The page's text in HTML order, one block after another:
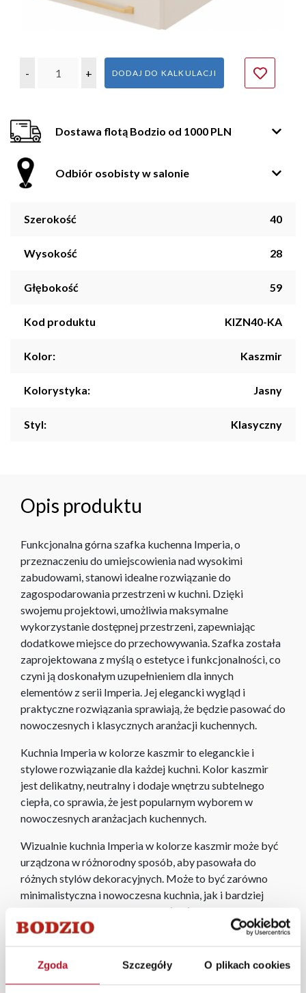
Zgoda Szczegóły O plikach cookies
- + DODAJ DO KALKULACJI
Dostawa flotą Bodzio od 1000 PLN
Odbiór osobisty w salonie
Szerokość 40
Wysokość 28
Głębokość 59
Kod produktu KIZN40-KA
Kolor: Kaszmir
Kolorystyka: Jasny
Styl: Klasyczny
Opis produktu
Funkcjonalna górna szafka kuchenna Imperia, o
przeznaczeniu do umiejscowienia nad wysokimi
zabudowami, stanowi idealne rozwiązanie do
zagospodarowania przestrzeni w kuchni. Dzięki
swojemu projektowi, umożliwia maksymalne
wykorzystanie dostępnej przestrzeni, zapewniając
dodatkowe miejsce do przechowywania. Szafka została
zaprojektowana z myślą o estetyce i funkcjonalności, co
czyni ją doskonałym uzupełnieniem dla innych
elementów z serii Imperia. Jej elegancki wygląd i
praktyczne rozwiązania sprawiają, że będzie pasować do
nowoczesnych i klasycznych aranżacji kuchennych.
Kuchnia Imperia w kolorze kaszmir to eleganckie i
stylowe rozwiązanie dla każdej kuchni. Kolor kaszmir
jest delikatny, neutralny i dodaje wnętrzu subtelnego
ciepła, co sprawia, że jest popularnym wyborem w
nowoczesnych aranżacjach kuchennych.
Wizualnie kuchnia Imperia w kolorze kaszmir może być
urządzona w różnorodny sposób, aby pasowała do
różnych stylów dekoracyjnych. Może to być zarówno
minimalistyczna i nowoczesna kuchnia, jak i bardziej
klasyczna lub rustykalna, w zależności od dodatków i
akcesoriów użytych w aranżacji.
aranżacji mebli, a nasi pracownicy z wykorzystaniem
programu Planer 3D bezpłatnie zaprojektują i